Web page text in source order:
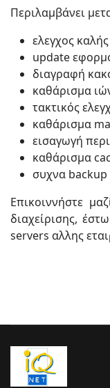
Περιλαμβάνει
ελεγχος
update
διαγραφή
καθάρισμα
τακτικός
καθάρισμα
εισαγωγή
καθάρισμα
συχνα backup
Επικοιννήστε
διαχείρισης,
servers αλλης